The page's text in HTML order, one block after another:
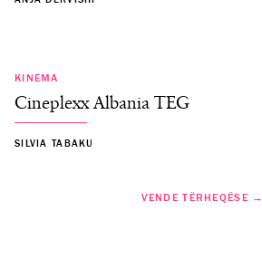
KINEMA
Cineplexx Albania TEG
SILVIA TABAKU
VENDE TËRHEQËSE →